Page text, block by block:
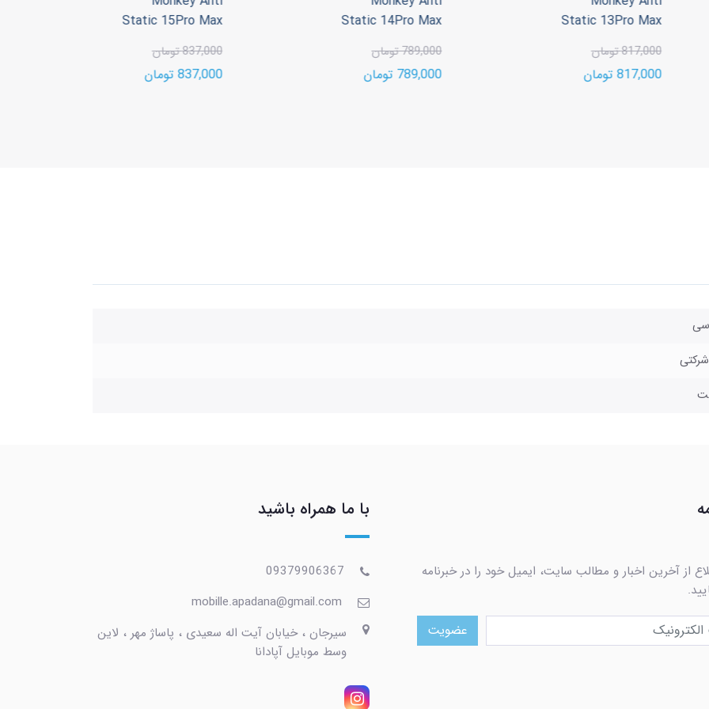
Static 13Pro Max
817,000 تومان
817,000 تومان
Static 14Pro Max
789,000 تومان
789,000 تومان
Static 15Pro Max
837,000 تومان
837,000 تومان
سی
از آخرین اخبار و مطالب سایت، ایمیل خود را در خبرنامه
عضویت
با ما همراه باشید
09379906367
mobille.apadana@gmail.com
سیرجان ، خیابان آیت اله سعیدی ، پاساژ مهر ، لاین
وسط موبایل آپادانا